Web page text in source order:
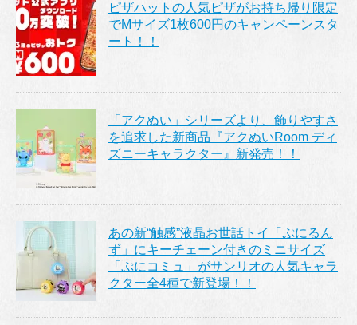
ピザハットの人気ピザがお持ち帰り限定
でMサイズ1枚600円のキャンペーンスタ
ート！！
「アクぬい」シリーズより、飾りやすさ
を追求した新商品『アクぬいRoom ディ
ズニーキャラクター』新発売！！
あの新“触感”液晶お世話トイ「ぷにるん
ず」にキーチェーン付きのミニサイズ
「ぷにコミュ」がサンリオの人気キャラ
クター全4種で新登場！！